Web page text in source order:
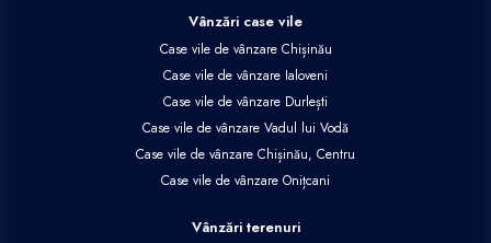
Vânzări case vile
Case vile de vânzare Chișinău
Case vile de vânzare Ialoveni
Case vile de vânzare Durlești
Case vile de vânzare Vadul lui Vodă
Case vile de vânzare Chișinău, Centru
Case vile de vânzare Onițcani
Vânzări terenuri